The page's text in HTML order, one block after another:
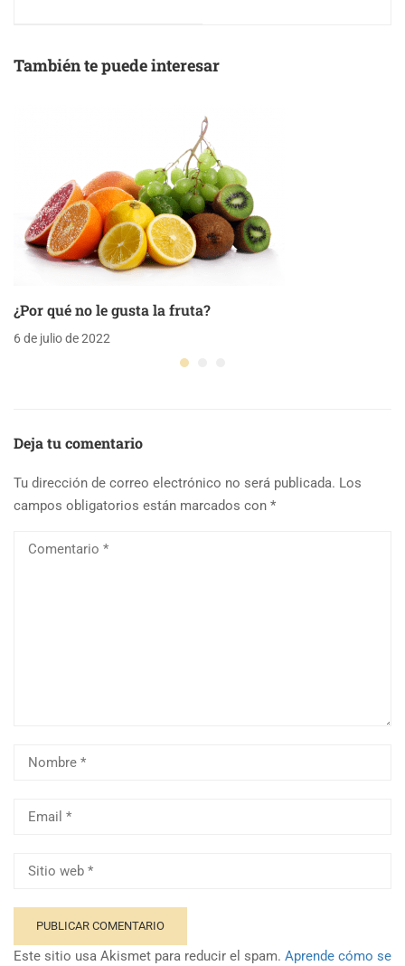
También te puede interesar
¿Por qué no le gusta la fruta?
6 de julio de 2022
Deja tu comentario
Tu dirección de correo electrónico no será publicada. Los
campos obligatorios están marcados con *
Este sitio usa Akismet para reducir el spam. Aprende cómo se